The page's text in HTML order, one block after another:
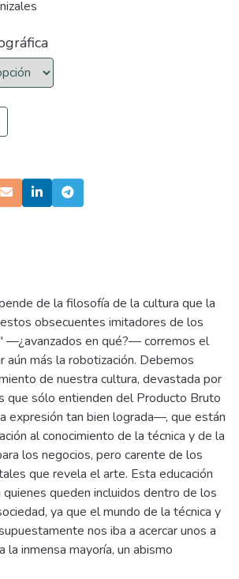
de la filosofía de la cultura que la
obsecuentes imitadores de los
—¿avanzados en qué?— corremos el
aún más la robotización. Debemos
de nuestra cultura, devastada por
que sólo entienden del Producto Bruto
expresión tan bien lograda—, que están
al conocimiento de la técnica y de la
los negocios, pero carente de los
que revela el arte. Esta educación
queden incluidos dentro de los
ya que el mundo de la técnica y
nos iba a acercar unos a
la inmensa mayoría, un abismo